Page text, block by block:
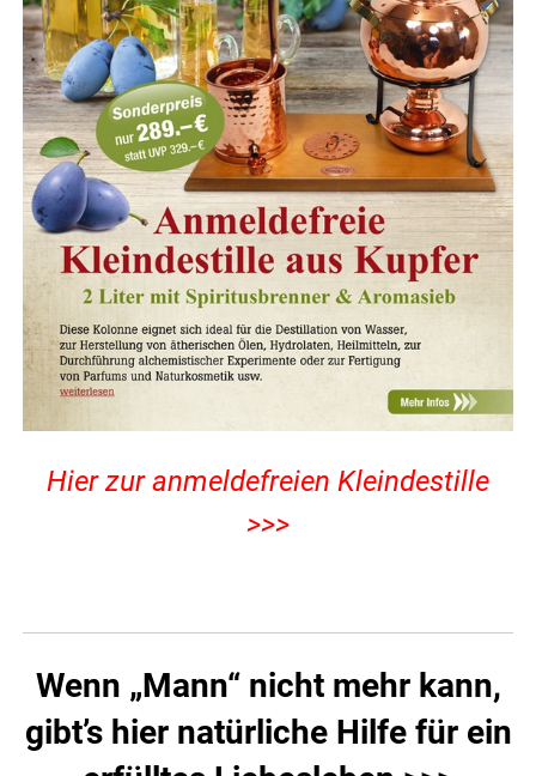
Hier zur anmeldefreien Kleindestille
>>>
Wenn „Mann“ nicht mehr kann,
gibt’s hier natürliche Hilfe für ein